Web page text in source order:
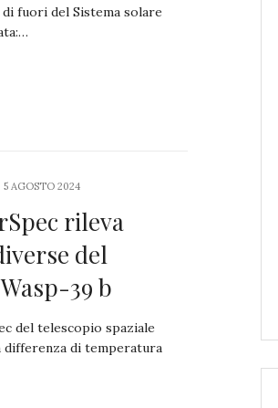
di fuori del Sistema solare
5 AGOSTO 2024
rileva
del
39 b
del telescopio spaziale
differenza di temperatura